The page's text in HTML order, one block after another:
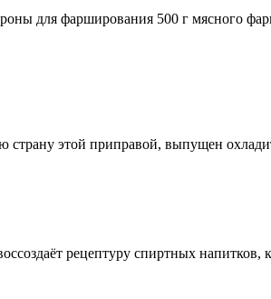
для фарширования 500 г мясного
страну этой приправой, выпущен
рецептуру спиртных